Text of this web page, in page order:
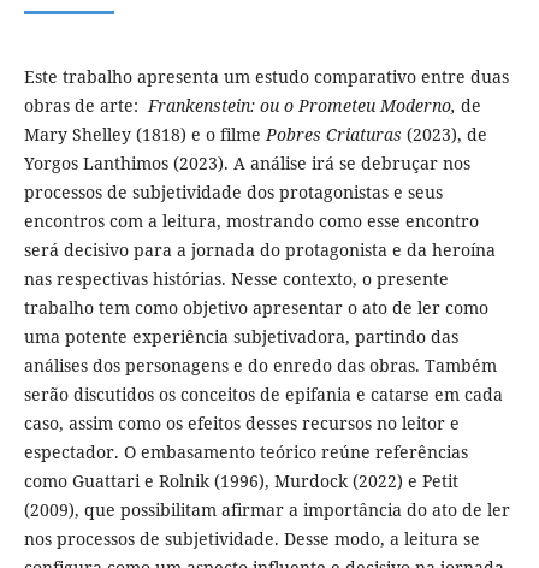
Este trabalho apresenta um estudo comparativo entre duas
obras de arte: Frankenstein: ou o Prometeu Moderno, de
Mary Shelley (1818) e o filme Pobres Criaturas (2023), de
Yorgos Lanthimos (2023). A análise irá se debruçar nos
processos de subjetividade dos protagonistas e seus
encontros com a leitura, mostrando como esse encontro
será decisivo para a jornada do protagonista e da heroína
nas respectivas histórias. Nesse contexto, o presente
trabalho tem como objetivo apresentar o ato de ler como
uma potente experiência subjetivadora, partindo das
análises dos personagens e do enredo das obras. Também
serão discutidos os conceitos de epifania e catarse em cada
caso, assim como os efeitos desses recursos no leitor e
espectador. O embasamento teórico reúne referências
como Guattari e Rolnik (1996), Murdock (2022) e Petit
(2009), que possibilitam afirmar a importância do ato de ler
nos processos de subjetividade. Desse modo, a leitura se